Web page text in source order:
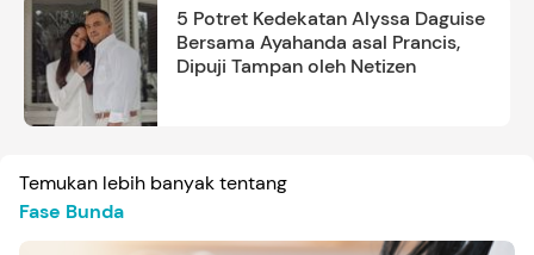
5 Potret Kedekatan Alyssa Daguise
Bersama Ayahanda asal Prancis,
Dipuji Tampan oleh Netizen
Temukan lebih banyak tentang
Fase Bunda